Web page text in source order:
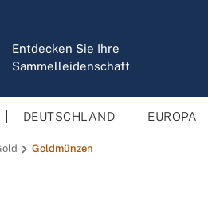
Entdecken Sie Ihre
Sammelleidenschaft
DEUTSCHLAND EUROPA
Goldmünzen